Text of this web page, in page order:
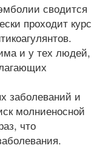
сводится
проходит курс
и у тех людей,
заболеваний и
молниеносной
что